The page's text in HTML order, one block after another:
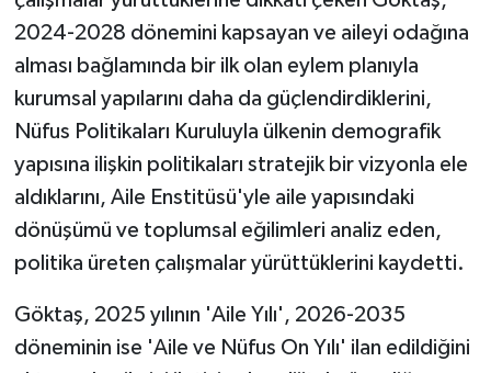
2024-2028 dönemini kapsayan ve aileyi odağına
alması bağlamında bir ilk olan eylem planıyla
kurumsal yapılarını daha da güçlendirdiklerini,
Nüfus Politikaları Kuruluyla ülkenin demografik
yapısına ilişkin politikaları stratejik bir vizyonla ele
aldıklarını, Aile Enstitüsü'yle aile yapısındaki
dönüşümü ve toplumsal eğilimleri analiz eden,
politika üreten çalışmalar yürüttüklerini kaydetti.
Göktaş, 2025 yılının 'Aile Yılı', 2026-2035
döneminin ise 'Aile ve Nüfus On Yılı' ilan edildiğini